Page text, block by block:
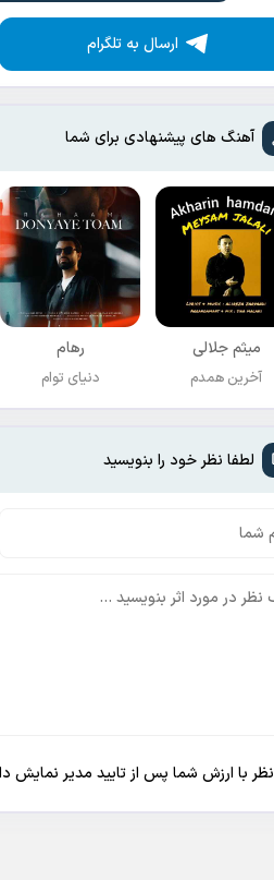
ارسال به تلگرام
آهنگ های پیشنهادی برای شما
میثم جلالی
آخرین همدم
رهام
دنیای توام
لطفا نظر خود را بنویسید
نظر با ارزش شما پس از تایید مدیر نمایش